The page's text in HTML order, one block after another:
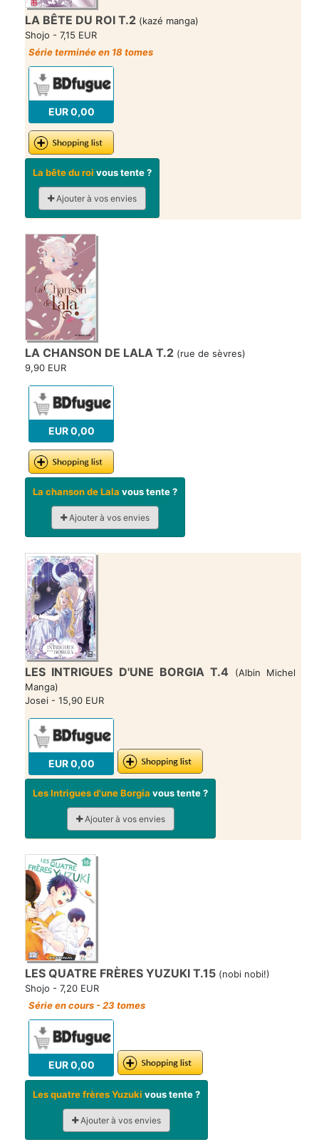
LA BÊTE DU ROI T.2 (kazé manga)
Shojo - 7,15 EUR
Série terminée en 18 tomes
EUR 0,00
La bête du roi vous tente ?
Ajouter à vos envies
LA CHANSON DE LALA T.2 (rue de sèvres)
9,90 EUR
EUR 0,00
La chanson de Lala vous tente ?
Ajouter à vos envies
LES INTRIGUES D'UNE BORGIA T.4 (Albin Michel
Manga)
Josei - 15,90 EUR
EUR 0,00
Les Intrigues d'une Borgia vous tente ?
Ajouter à vos envies
LES QUATRE FRÈRES YUZUKI T.15 (nobi nobi!)
Shojo - 7,20 EUR
Série en cours - 23 tomes
EUR 0,00
Les quatre frères Yuzuki vous tente ?
Ajouter à vos envies